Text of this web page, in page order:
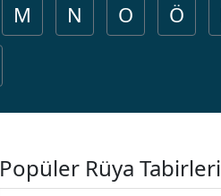
M N O Ö
Popüler Rüya Tabirleri